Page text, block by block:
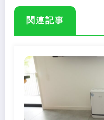
関連記事